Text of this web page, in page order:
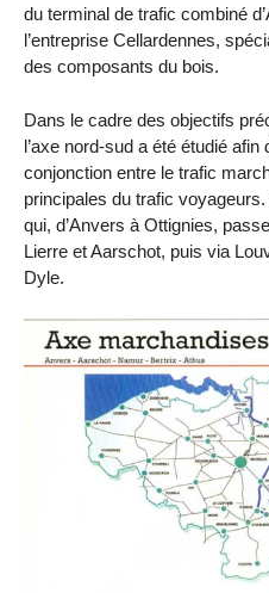
du terminal de trafic combiné
l’entreprise Cellardennes,
des composants du bois.
Dans le cadre des objectifs
l’axe nord-sud a été étudié afin
conjonction entre le trafic
principales du trafic voyageurs.
qui, d’Anvers à Ottignies,
Lierre et Aarschot, puis via
Dyle.